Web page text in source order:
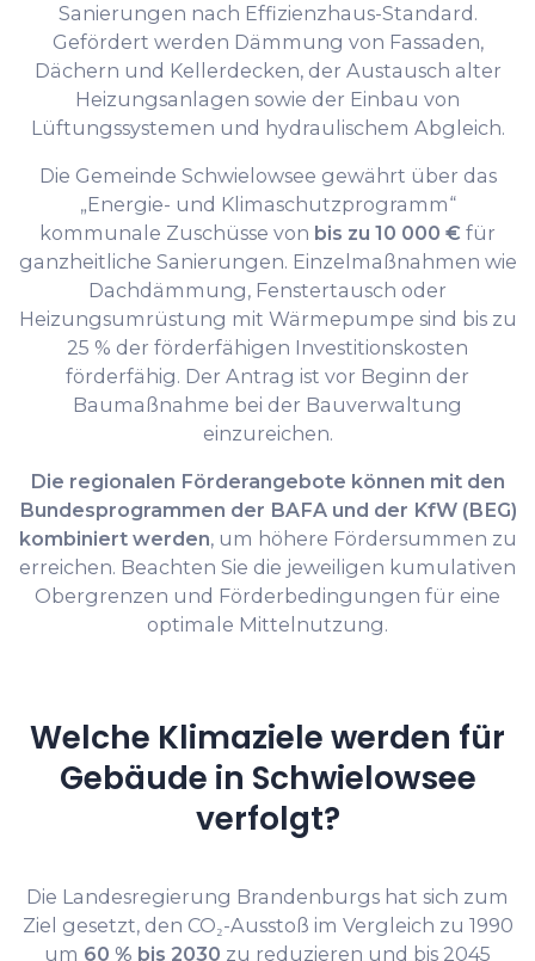
Sanierungen nach Effizienzhaus-Standard.
Gefördert werden Dämmung von Fassaden,
Dächern und Kellerdecken, der Austausch alter
Heizungsanlagen sowie der Einbau von
Lüftungssystemen und hydraulischem Abgleich.
Die Gemeinde Schwielowsee gewährt über das
„Energie- und Klimaschutzprogramm“
kommunale Zuschüsse von bis zu 10 000 € für
ganzheitliche Sanierungen. Einzelmaßnahmen wie
Dachdämmung, Fenstertausch oder
Heizungsumrüstung mit Wärmepumpe sind bis zu
25 % der förderfähigen Investitionskosten
förderfähig. Der Antrag ist vor Beginn der
Baumaßnahme bei der Bauverwaltung
einzureichen.
Die regionalen Förderangebote können mit den
Bundesprogrammen der BAFA und der KfW (BEG)
kombiniert werden, um höhere Fördersummen zu
erreichen. Beachten Sie die jeweiligen kumulativen
Obergrenzen und Förderbedingungen für eine
optimale Mittelnutzung.
Welche Klimaziele werden für
Gebäude in Schwielowsee
verfolgt?
Die Landesregierung Brandenburgs hat sich zum
Ziel gesetzt, den CO₂-Ausstoß im Vergleich zu 1990
um 60 % bis 2030 zu reduzieren und bis 2045